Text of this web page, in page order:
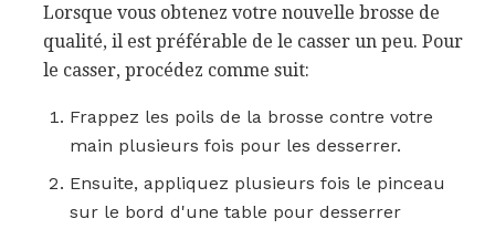
Lorsque vous obtenez votre nouvelle brosse de
qualité, il est préférable de le casser un peu. Pour
le casser, procédez comme suit:
Frappez les poils de la brosse contre votre
main plusieurs fois pour les desserrer.
Ensuite, appliquez plusieurs fois le pinceau
sur le bord d'une table pour desserrer